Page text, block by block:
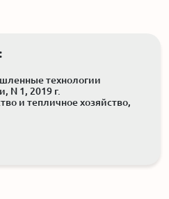
технологии
N 1, 2019 г.
и тепличное хозяйство,